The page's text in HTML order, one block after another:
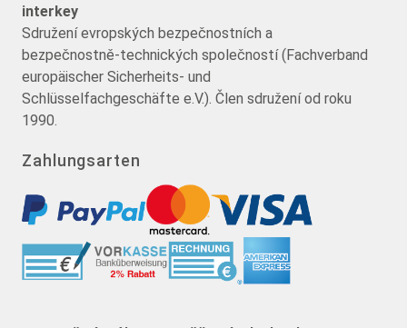
interkey
Sdružení evropských bezpečnostních a
bezpečnostně-technických společností (Fachverband
europäischer Sicherheits- und
Schlüsselfachgeschäfte e.V.). Člen sdružení od roku
1990.
Zahlungsarten